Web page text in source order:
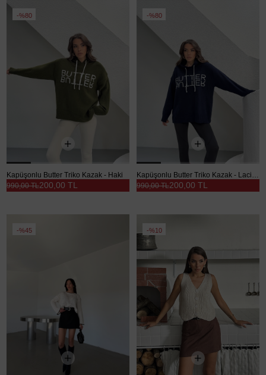
%80
Kapüşonlu Butter Triko Kazak - Haki
200,00 TL
990,00 TL
%80
200,00 TL
990,00 TL
%45 %10